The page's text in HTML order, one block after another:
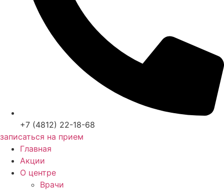
+7 (4812) 22-18-68
записаться на прием
Главная
Акции
О центре
Врачи